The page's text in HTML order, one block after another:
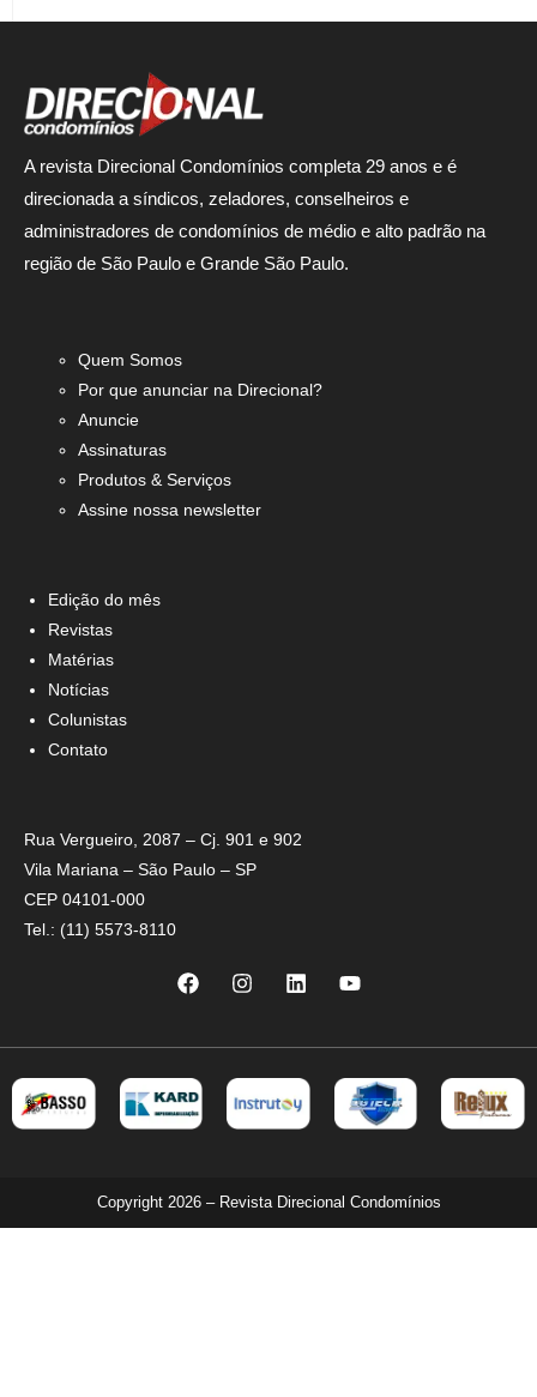
A revista Direcional Condomínios completa 29 anos e é
direcionada a síndicos, zeladores, conselheiros e
administradores de condomínios de médio e alto padrão na
região de São Paulo e Grande São Paulo.
Quem Somos
Por que anunciar na Direcional?
Anuncie
Assinaturas
Produtos & Serviços
Assine nossa newsletter
Edição do mês
Revistas
Matérias
Notícias
Colunistas
Contato
Rua Vergueiro, 2087 – Cj. 901 e 902
Vila Mariana – São Paulo – SP
CEP 04101-000
Tel.: (11) 5573-8110
Copyright 2026 – Revista Direcional Condomínios